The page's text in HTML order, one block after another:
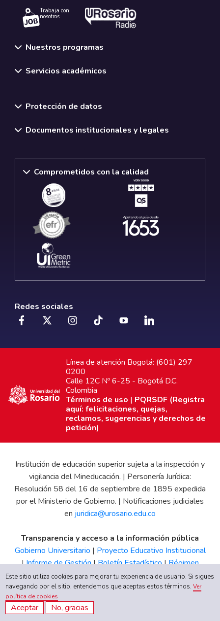
Trabaja con
nosotros.
Nuestros programas
Servicios académicos
Protección de datos
Documentos institucionales y legales
Comprometidos con la calidad
Redes sociales
Línea de atención Bogotá: (601) 297
0200
Calle 12C Nº 6-25 - Bogotá D.C.
Colombia
Términos de uso | PQRSDF (Registra
aquí: felicitaciones, quejas,
reclamos, sugerencias y derechos de
petición)
Institución de educación superior sujeta a la inspección y
vigilancia del Mineducación. | Personería Jurídica:
Resolución 58 del 16 de septiembre de 1895 expedida
por el Ministerio de Gobierno. | Notificaciones judiciales
en juridica@urosario.edu.co
Transparencia y acceso a la información pública
Gobierno Universitario | Proyecto Educativo Institucional
|Informe de Gestión|Boletín Estadístico|Régimen
Tributario|Estados Financieros |Código de Ética| Canal
de Integridad UR
Este sitio utiliza cookies para mejorar tu experiencia de usuario. Si sigues
navegando por el sitio, entendemos que aceptas estos términos.Ver
política de cookies
Aceptar No, gracias